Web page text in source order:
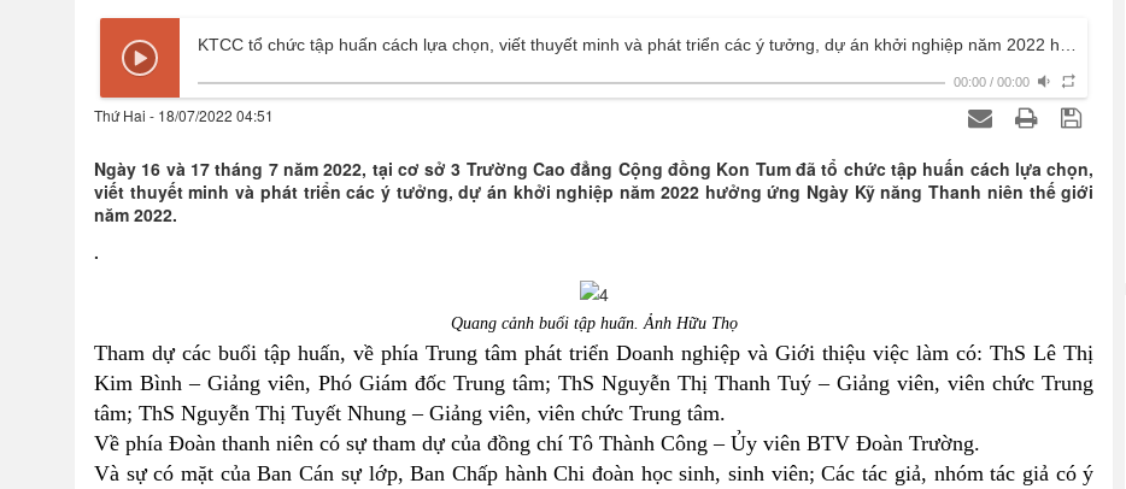
00:00 /00:00
Thứ Hai - 18/07/2022 04:51
Ngày 16 và 17 tháng 7 năm 2022, tại cơ sở 3 Trường Cao đẳng Cộng đồng Kon Tum đã tổ chức tập huấn cách lựa chọn,
viết thuyết minh và phát triển các ý tưởng, dự án khởi nghiệp năm 2022 hưởng ứng Ngày Kỹ năng Thanh niên thế giới
năm 2022.
.
Quang cảnh buổi tập huấn. Ảnh Hữu Thọ
Tham dự các buổi tập huấn, về phía Trung tâm phát triển Doanh nghiệp và Giới thiệu việc làm có: ThS Lê Thị
Kim Bình – Giảng viên, Phó Giám đốc Trung tâm; ThS Nguyễn Thị Thanh Tuý – Giảng viên, viên chức Trung
tâm; ThS Nguyễn Thị Tuyết Nhung – Giảng viên, viên chức Trung tâm.
Về phía Đoàn thanh niên có sự tham dự của đồng chí Tô Thành Công – Ủy viên BTV Đoàn Trường.
Và sự có mặt của Ban Cán sự lớp, Ban Chấp hành Chi đoàn học sinh, sinh viên; Các tác giả, nhóm tác giả có ý